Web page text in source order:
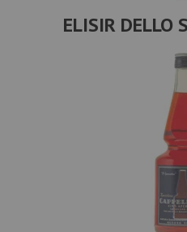
ELISIR DELLO